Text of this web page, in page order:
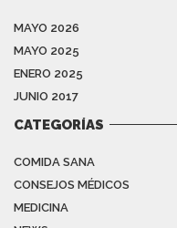
MAYO 2026
MAYO 2025
ENERO 2025
JUNIO 2017
CATEGORÍAS
COMIDA SANA
CONSEJOS MÉDICOS
MEDICINA